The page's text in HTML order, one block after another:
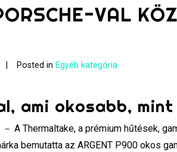
VAL
Posted in Egyéb kategória
ami okosabb,
－ A Thermaltake, a prémium hűtések,
bemutatta az ARGENT P900 okos